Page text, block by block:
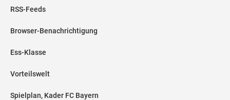
RSS-Feeds
Browser-Benachrichtigung
Ess-Klasse
Vorteilswelt
Spielplan, Kader FC Bayern